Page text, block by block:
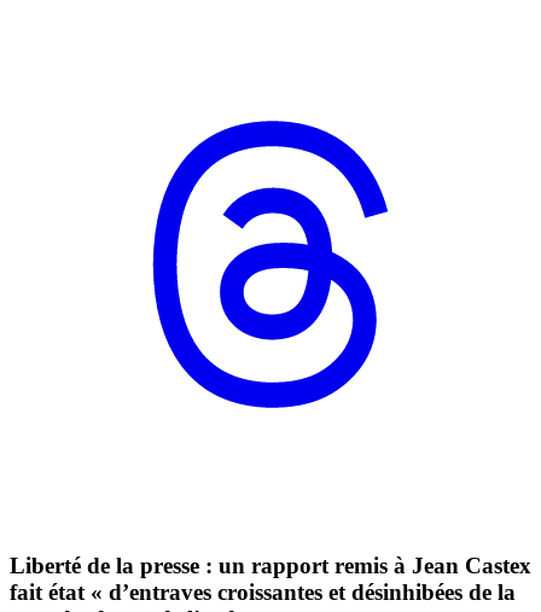
Liberté de la presse : un rapport remis à Jean Castex
fait état « d’entraves croissantes et désinhibées de la